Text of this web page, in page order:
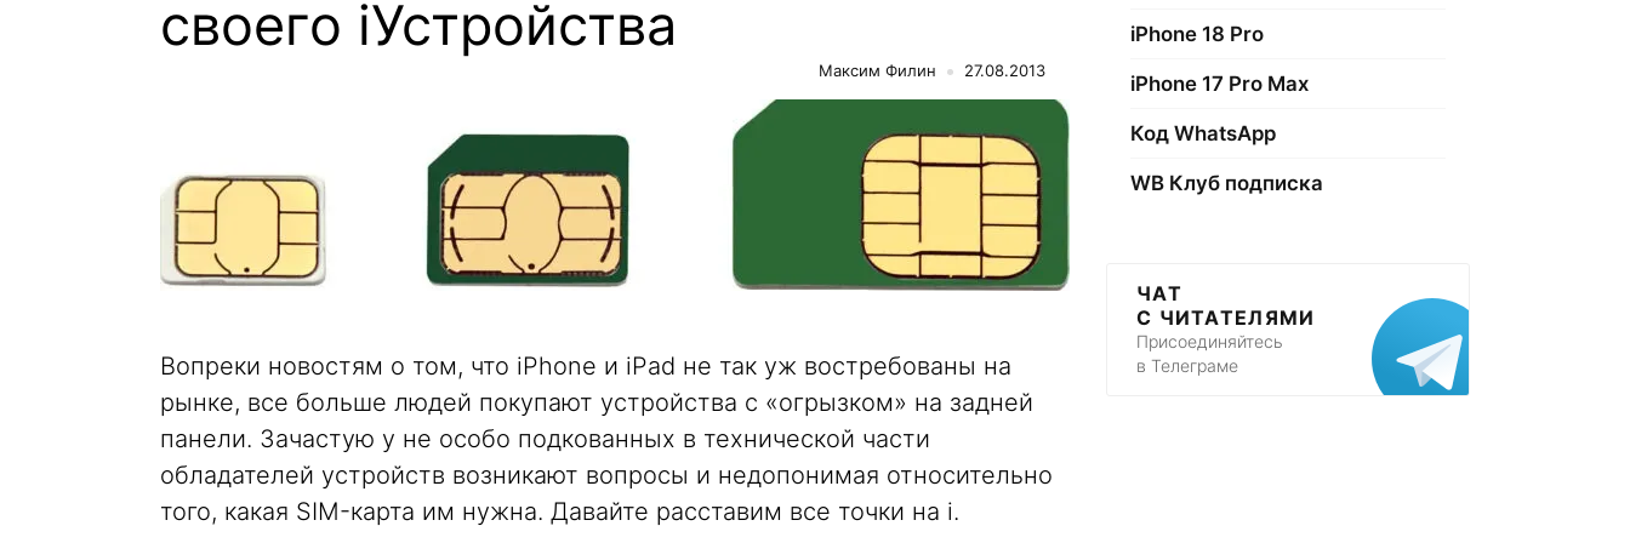
своего iУстройства
Максим Филин 27.08.2013
Вопреки новостям о том, что iPhone и iPad не так уж востребованы на
рынке, все больше людей покупают устройства с «огрызком» на задней
панели. Зачастую у не особо подкованных в технической части
обладателей устройств возникают вопросы и недопонимая относительно
того, какая SIM-карта им нужна. Давайте расставим все точки на i.
iPhone 18 Pro
iPhone 17 Pro Max
Код WhatsApp
WB Клуб подписка
ЧАТ
С ЧИТАТЕЛЯМИ
Присоединяйтесь
в Телеграме